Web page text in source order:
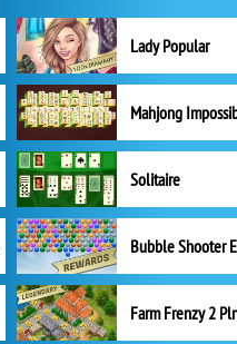
Lady Popular
Mahjong
Solitaire